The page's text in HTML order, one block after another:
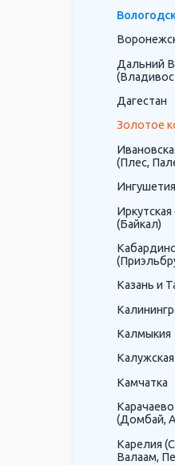
Дальний
Дагестан
Золотое
(Плес,
Ингушетия
(Байкал)
Казань и
Калмыкия
Камчатка
(Домбай,
Карелия
Валаам,